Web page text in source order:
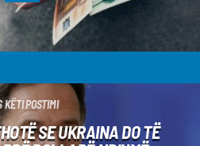
KËTI POSTIMI
SE UKRAINA DO TË